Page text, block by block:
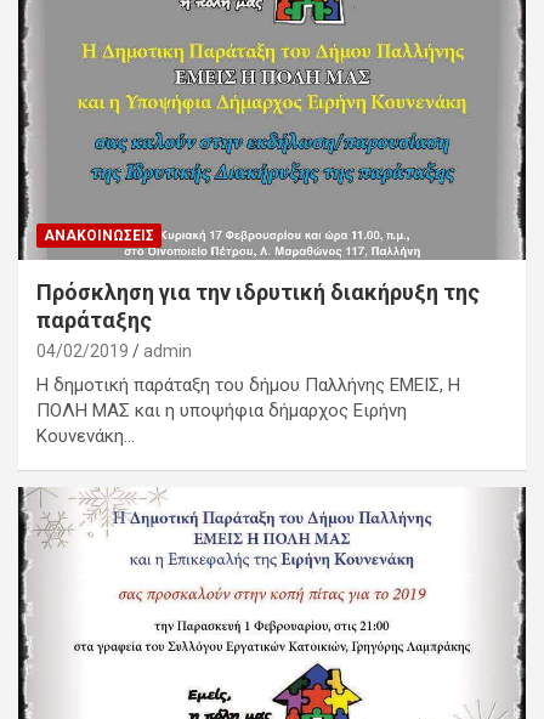
ΑΝΑΚΟΙΝΏΣΕΙΣ
Πρόσκληση για την ιδρυτική διακήρυξη της
παράταξης
04/02/2019 admin
Η δημοτική παράταξη του δήμου Παλλήνης ΕΜΕΙΣ, Η
ΠΟΛΗ ΜΑΣ και η υποψήφια δήμαρχος Ειρήνη
Κουνενάκη…